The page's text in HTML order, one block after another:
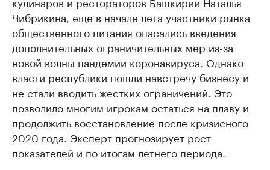
Чибрикина, еще в начале лета участники рынка
общественного питания опасались введения
дополнительных ограничительных мер из-за
новой волны пандемии коронавируса. Однако
власти республики пошли навстречу бизнесу и
не стали вводить жестких ограничений. Это
позволило многим игрокам остаться на плаву и
продолжить восстановление после кризисного
2020 года. Эксперт прогнозирует рост
показателей и по итогам летнего периода.